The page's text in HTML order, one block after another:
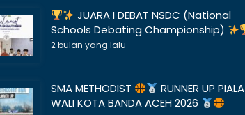
JUARA I DEBAT NSDC (National
Schools Debating Championship)
2 bulan yang lalu
SMA METHODIST
RUNNER UP PIALA
WALI KOTA BANDA ACEH 2026